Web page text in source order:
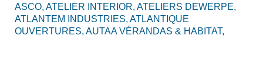
ASCO, ATELIER INTERIOR, ATELIERS DEWERPE,
ATLANTEM INDUSTRIES, ATLANTIQUE
OUVERTURES, AUTAA VÉRANDAS & HABITAT,